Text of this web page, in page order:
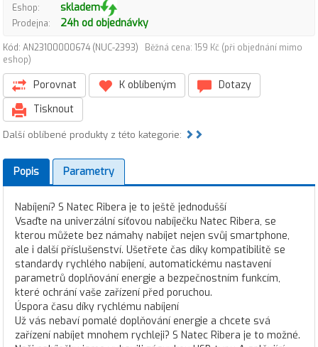
Eshop: skladem
Prodejna: 24h od objednávky
Kód: AN23100000674 (NUC-2393)
Běžná cena: 159 Kč (při objednání mimo
eshop)
Porovnat K oblíbeným
Dotazy
Tisknout
Další oblíbené produkty z této kategorie:
Popis Parametry
Nabíjení? S Natec Ribera je to ještě jednodušší
Vsaďte na univerzální síťovou nabíječku Natec Ribera, se
kterou můžete bez námahy nabíjet nejen svůj smartphone,
ale i další příslušenství. Ušetřete čas díky kompatibilitě se
standardy rychlého nabíjení, automatickému nastavení
parametrů doplňování energie a bezpečnostním funkcím,
které ochrání vaše zařízení před poruchou.
Úspora času díky rychlému nabíjení
Už vás nebaví pomalé doplňování energie a chcete svá
zařízení nabíjet mnohem rychleji? S Natec Ribera je to možné.